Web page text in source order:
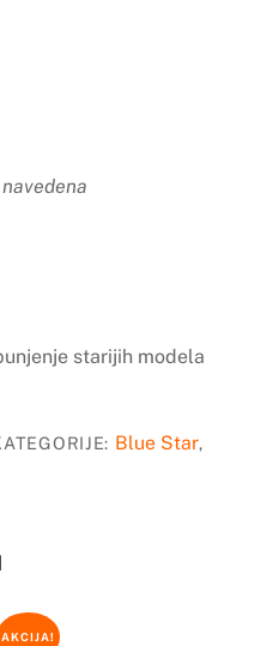
starijih modela
Blue Star,
AKCIJA!